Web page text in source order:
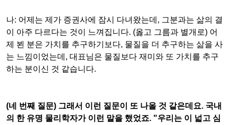
나: 어제는 제가 증권사에 잠시 다녀왔는데 , 그분과는 삶의 결
이 아주 다르다는 것이 느껴집니다. (옳고 그름과 별개로) 어
제 뵌 분은 가치를 추구하기보다, 물질을 더 추구하는 삶을 사
는 느낌이었는데 , 대표님은 물질보다 재미와 또 가치를 추구
하는 분이신 것 같습니다.
(네 번째 질문) 그래서 이런 질문이 또 나올 것 같은데요. 국내
의 한 유명 물리학자가 이런 말을 했었죠. "우리는 이 넓고 심